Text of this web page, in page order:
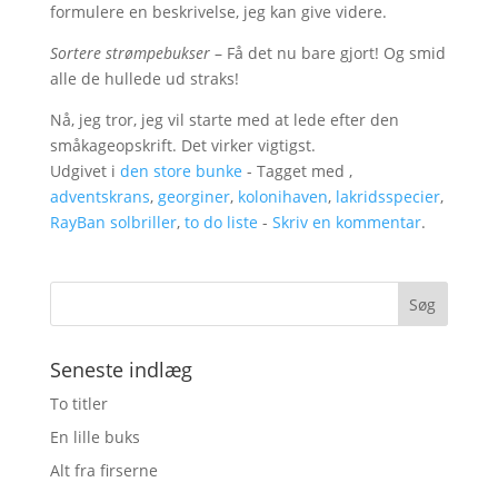
formulere en beskrivelse, jeg kan give videre.
Sortere strømpebukser– Få det nu bare gjort! Og smid
alle de hullede ud straks!
Nå, jeg tror, jeg vil starte med at lede efter den
småkageopskrift. Det virker vigtigst.
Udgivet i den store bunke - Tagget med ,
adventskrans, georginer, kolonihaven, lakridsspecier,
RayBan solbriller, to do liste - Skriv en kommentar.
Seneste indlæg
To titler
En lille buks
Alt fra firserne